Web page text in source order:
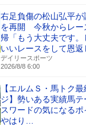
右足負傷の松山弘平が
を再開 今秋からレー
帰「もう大丈夫です。
いいレースをして恩返
デイリースポーツ
2026/8/8 6:00
【エルムＳ・馬トク
ジ】勢いある実績馬テ
スワードの気になるポ
やはり…